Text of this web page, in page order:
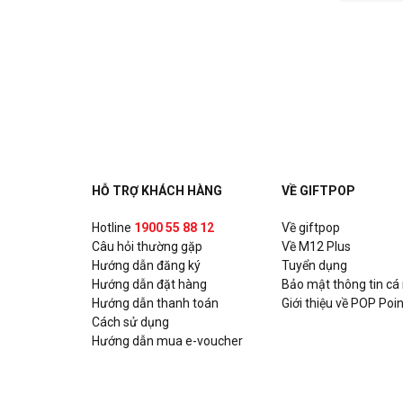
HỖ TRỢ KHÁCH HÀNG
Hotline 1900 55 88 12
Câu hỏi thường gặp
Hướng dẫn đăng ký
Hướng dẫn đặt hàng
Hướng dẫn thanh toán
Cách sử dụng
Hướng dẫn mua e-voucher
VỀ GIFTPOP
Về giftpop
Về M12 Plus
Tuyển dụng
Bảo mật thông tin cá
Giới thiệu về POP